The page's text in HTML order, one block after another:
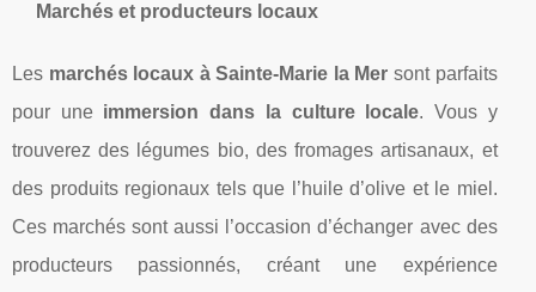
Marchés et producteurs locaux
Les marchés locaux à Sainte-Marie la Mer sont parfaits
pour une immersion dans la culture locale. Vous y
trouverez des légumes bio, des fromages artisanaux, et
des produits regionaux tels que l’huile d’olive et le miel.
Ces marchés sont aussi l’occasion d’échanger avec des
producteurs passionnés, créant une expérience